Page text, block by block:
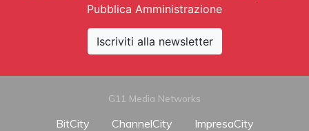
Pubblica Amministrazione
Iscriviti alla newsletter
G11 Media Networks
BitCity ChannelCity
ImpresaCity